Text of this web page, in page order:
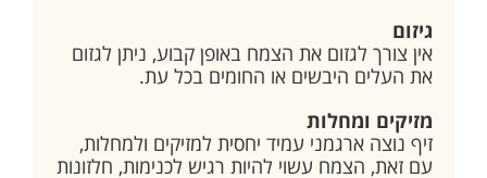
גיזום
אין צורך לגזום את הצמח באופן קבוע, ניתן לגזום
את העלים היבשים או החומים בכל עת.
מזיקים ומחלות
זיף נוצה ארגמני עמיד יחסית למזיקים ולמחלות,
עם זאת, הצמח עשוי להיות רגיש לכנימות, חלזונות